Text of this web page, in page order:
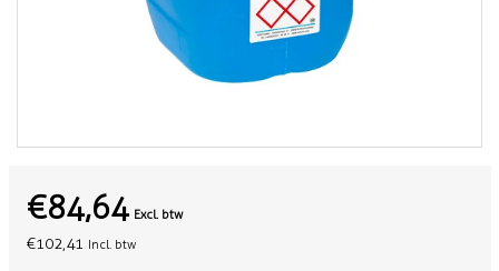
€84,64 Excl. btw
€102,41 Incl. btw